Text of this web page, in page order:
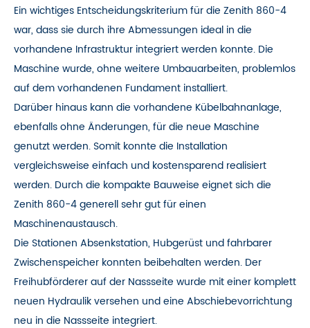
Ein wichtiges Entscheidungskriterium für die Zenith 860-4
war, dass sie durch ihre Abmessungen ideal in die
vorhandene Infrastruktur integriert werden konnte. Die
Maschine wurde, ohne weitere Umbauarbeiten, problemlos
auf dem vorhandenen Fundament installiert.
Darüber hinaus kann die vorhandene Kübelbahnanlage,
ebenfalls ohne Änderungen, für die neue Maschine
genutzt werden. Somit konnte die Installation
vergleichsweise einfach und kostensparend realisiert
werden. Durch die kompakte Bauweise eignet sich die
Zenith 860-4 generell sehr gut für einen
Maschinenaustausch.
Die Stationen Absenkstation, Hubgerüst und fahrbarer
Zwischenspeicher konnten beibehalten werden. Der
Freihubförderer auf der Nassseite wurde mit einer komplett
neuen Hydraulik versehen und eine Abschiebevorrichtung
neu in die Nassseite integriert.